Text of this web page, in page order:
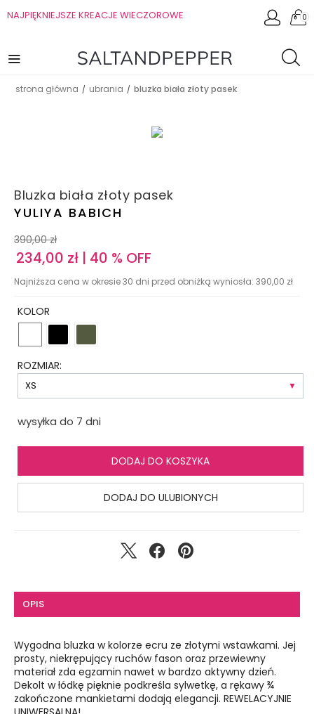
NAJPIĘKNIEJSZE KREACJE WIECZOROWE 0
strona główna / ubrania / bluzka biała złoty pasek
Bluzka biała złoty pasek
YULIYA BABICH
390,00 zł
234,00 zł | 40 % OFF
Najniższa cena w okresie 30 dni przed obniżką wyniosła: 390,00 zł
KOLOR
ROZMIAR:
wysyłka do 7 dni
DODAJ DO KOSZYKA
DODAJ DO ULUBIONYCH
OPIS
Wygodna bluzka w kolorze ecru ze złotymi wstawkami. Jej
prosty, niekrępujący ruchów fason oraz przewiewny
materiał zda egzamin nawet w bardzo aktywny dzień.
Dekolt w łódkę pięknie podkreśla sylwetkę, a rękawy ¾
zakończone mankietami dodają elegancji. REWELACYJNIE